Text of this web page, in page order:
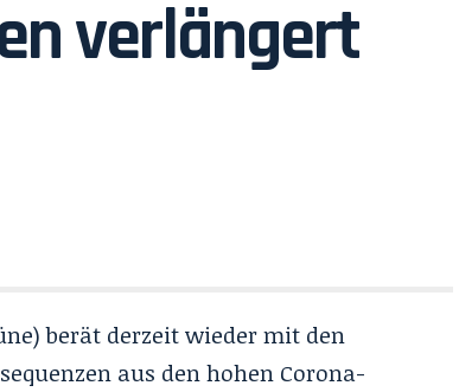
verlängert
berät derzeit wieder mit den
aus den hohen Corona-